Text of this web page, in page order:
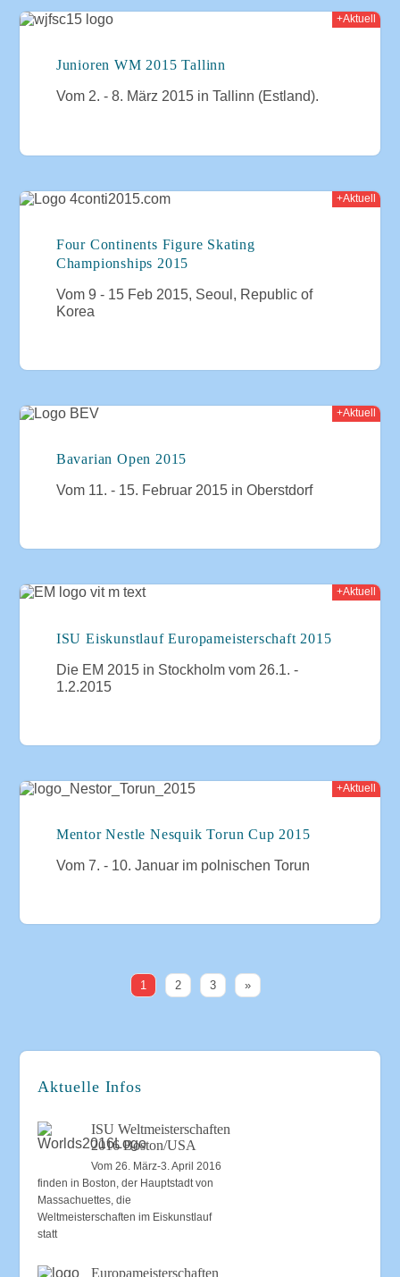
+Aktuell
Junioren WM 2015 Tallinn
Vom 2. - 8. März 2015 in Tallinn (Estland).
+Aktuell
Four Continents Figure Skating
Championships 2015
Vom 9 - 15 Feb 2015, Seoul, Republic of
Korea
+Aktuell
Bavarian Open 2015
Vom 11. - 15. Februar 2015 in Oberstdorf
+Aktuell
ISU Eiskunstlauf Europameisterschaft 2015
Die EM 2015 in Stockholm vom 26.1. -
1.2.2015
+Aktuell
Mentor Nestle Nesquik Torun Cup 2015
Vom 7. - 10. Januar im polnischen Torun
1 2 3 »
Aktuelle Infos
ISU Weltmeisterschaften
2016 Boston/USA
Vom 26. März-3. April 2016
finden in Boston, der Hauptstadt von
Massachuettes, die
Weltmeisterschaften im Eiskunstlauf
statt
Europameisterschaften